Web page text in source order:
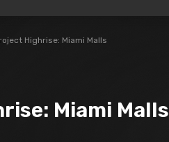
Highrise: Miami Malls
Miami Malls